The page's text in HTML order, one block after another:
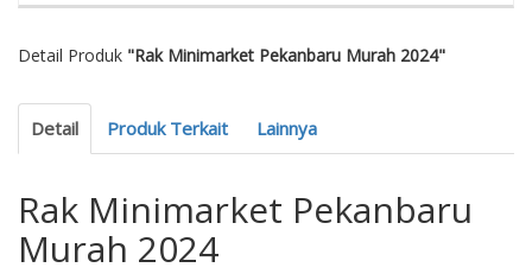
Detail Produk "Rak Minimarket Pekanbaru Murah 2024"
Detail Produk Terkait Lainnya
Rak Minimarket Pekanbaru
Murah 2024